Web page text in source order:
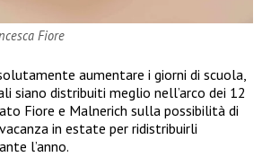
Fiore
aumentare i giorni di scuola,
siano distribuiti meglio nell’arco dei 12
Fiore e Malnerich sulla possibilità di
in estate per ridistribuirli
l’anno.